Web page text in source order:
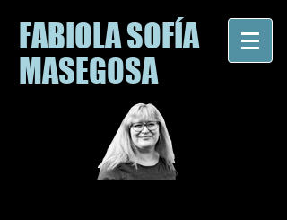
FABIOLA SOFÍA
MASEGOSA